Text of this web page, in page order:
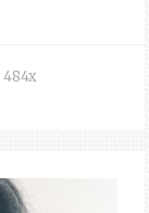
484x